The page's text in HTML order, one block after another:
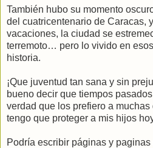
También hubo su momento
del cuatricentenario de Caracas,
vacaciones, la ciudad se
terremoto… pero lo vivido en
historia.
¡Que juventud tan sana y sin
bueno decir que tiempos
verdad que los prefiero a
tengo que proteger a mis hijos
Podría escribir páginas y